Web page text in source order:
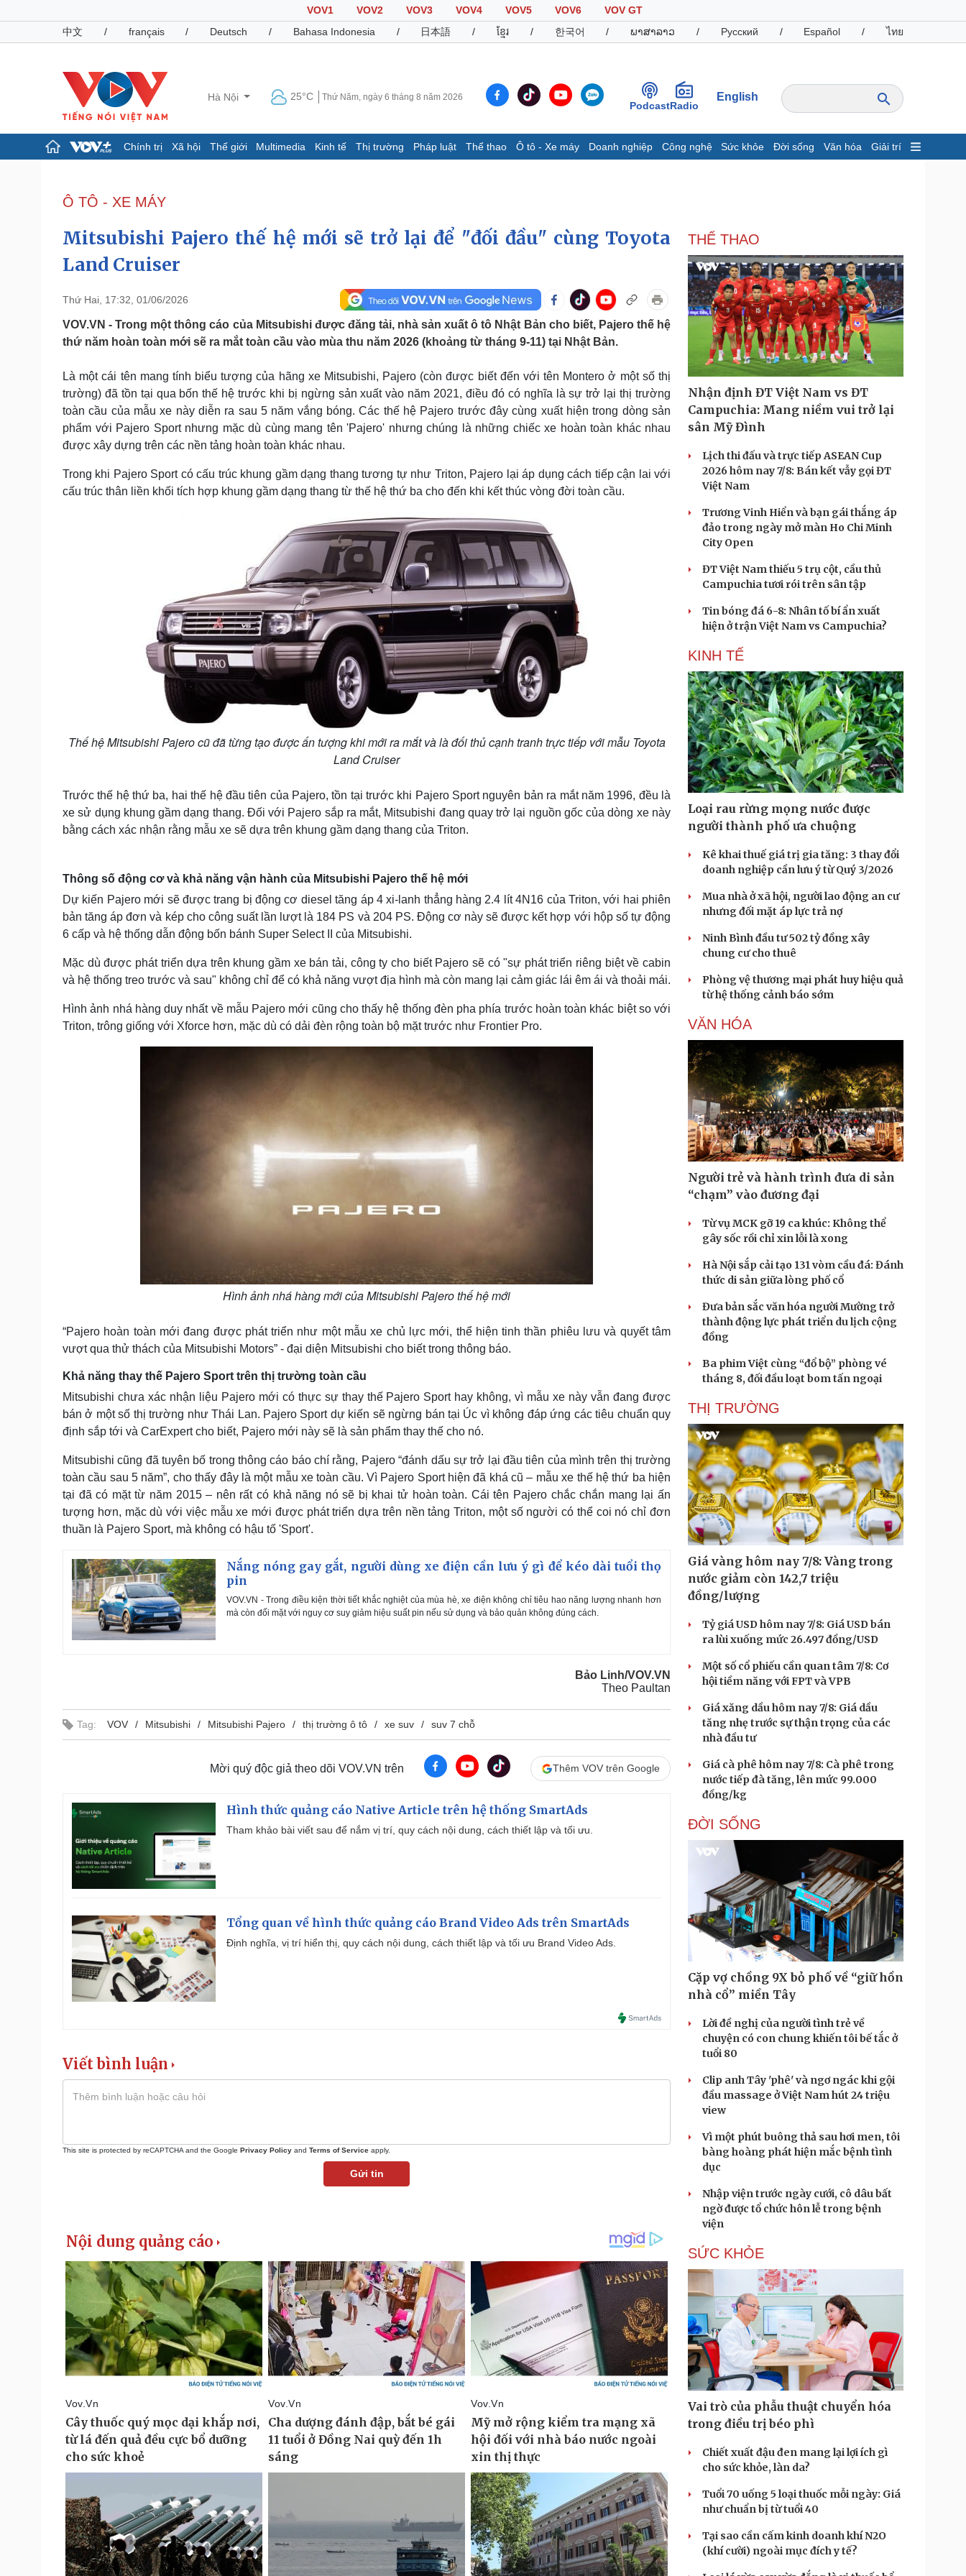
VOV1 VOV2 VOV3 VOV4 VOV5 VOV6
VOV GT
中文
/ français / Deutsch / Bahasa Indonesia / 日本語 / ខ្មែរ / 한국어 / ພາສາລາວ / Русский / Español / ไทย
Hà Nội 25°C Thứ Năm, ngày 6 tháng 8 năm 2026
PodcastRadio
English
Chính trị Xã hội Thế giới Multimedia Kinh tế Thị trường Pháp luật Thể thao Ô tô - Xe máy Doanh nghiệp Công nghệ Sức khỏe Đời sống Văn hóa Giải trí
Đảng
Tổ chức nhân sự
Nhận diện sự thật
Dấu ấn VOV
E-Magazine
Infographic
Giá cà phê
Pháp luật
Tin nóng
Tư vấn luật
Việt Nam
Phân tích
Thể thao
Lịch thi đấu bóng đá
Thế giới thể thao
Hậu trường
Ô tô - Xe máy
Xe máy
Tư vấn
Doanh nghiệp
Thông tin doanh nghiệp
Doanh nghiệp 24h
Công nghệ
Sành điệu
Tin Công nghệ
Trải nghiệm
Chuyển đổi số
Sức khỏe
Cây thuốc
Sản phụ khoa
Nam khoa
Làm đẹp - giảm cân
Đời sống
Blog
Tình yêu - Gia đình
Văn hóa
Sân khấu - Điện ảnh
Văn học
Giải trí
Nghệ sĩ
Thời trang
Du lịch
Tư vấn
Săn Tour
Podcast
Câu chuyện thời sự
Cửa sổ tình yêu
Kể chuyện cho bé
Hạt giống tâm hồn
Ô TÔ - XE MÁY
Mitsubishi Pajero thế hệ mới sẽ trở lại để "đối đầu" cùng Toyota
Land Cruiser
Thứ Hai, 17:32, 01/06/2026
VOV.VN - Trong một thông cáo của Mitsubishi được đăng tải, nhà sản xuất ô tô Nhật Bản cho biết, Pajero thế hệ
thứ năm hoàn toàn mới sẽ ra mắt toàn cầu vào mùa thu năm 2026 (khoảng từ tháng 9-11) tại Nhật Bản.
Là một cái tên mang tính biểu tượng của hãng xe Mitsubishi, Pajero (còn được biết đến với tên Montero ở một số thị
trường) đã tồn tại qua bốn thế hệ trước khi bị ngừng sản xuất vào năm 2021, điều đó có nghĩa là sự trở lại thị trường
toàn cầu của mẫu xe này diễn ra sau 5 năm vắng bóng. Các thế hệ Pajero trước đây cùng xuất hiện trong dòng sản
phẩm với Pajero Sport nhưng mặc dù cùng mang tên 'Pajero' nhưng chúng là những chiếc xe hoàn toàn khác nhau
được xây dựng trên các nền tảng hoàn toàn khác nhau.
Trong khi Pajero Sport có cấu trúc khung gầm dạng thang tương tự như Triton, Pajero lại áp dụng cách tiếp cận lai với
cấu trúc thân liền khối tích hợp khung gầm dạng thang từ thế hệ thứ ba cho đến khi kết thúc vòng đời toàn cầu.
Thế hệ Mitsubishi Pajero cũ đã từng tạo được ấn tượng khi mới ra mắt và là đối thủ cạnh tranh trực tiếp với mẫu Toyota
Land Cruiser
Trước thế hệ thứ ba, hai thế hệ đầu tiên của Pajero, tồn tại trước khi Pajero Sport nguyên bản ra mắt năm 1996, đều là
xe sử dụng khung gầm dạng thang. Đối với Pajero sắp ra mắt, Mitsubishi đang quay trở lại nguồn gốc của dòng xe này
bằng cách xác nhận rằng mẫu xe sẽ dựa trên khung gầm dạng thang của Triton.
Thông số động cơ và khả năng vận hành của Mitsubishi Pajero thế hệ mới
Dự kiến ​​Pajero mới sẽ được trang bị động cơ diesel tăng áp 4 xi-lanh thẳng hàng 2.4 lít 4N16 của Triton, với hai phiên
bản tăng áp đơn và kép cho công suất lần lượt là 184 PS và 204 PS. Động cơ này sẽ được kết hợp với hộp số tự động
6 cấp và hệ thống dẫn động bốn bánh Super Select II của Mitsubishi.
Mặc dù được phát triển dựa trên khung gầm xe bán tải, công ty cho biết Pajero sẽ có "sự phát triển riêng biệt về cabin
và hệ thống treo trước và sau" không chỉ để có khả năng vượt địa hình mà còn mang lại cảm giác lái êm ái và thoải mái.
Hình ảnh nhá hàng duy nhất về mẫu Pajero mới cũng cho thấy hệ thống đèn pha phía trước hoàn toàn khác biệt so với
Triton, trông giống với Xforce hơn, mặc dù có dải đèn rộng toàn bộ mặt trước như Frontier Pro.
Hình ảnh nhá hàng mới của Mitsubishi Pajero thế hệ mới
“Pajero hoàn toàn mới đang được phát triển như một mẫu xe chủ lực mới, thể hiện tinh thần phiêu lưu và quyết tâm
vượt qua thử thách của Mitsubishi Motors” - đại diện Mitsubishi cho biết trong thông báo.
Khả năng thay thế Pajero Sport trên thị trường toàn cầu
Mitsubishi chưa xác nhận liệu Pajero mới có thực sự thay thế Pajero Sport hay không, vì mẫu xe này vẫn đang được
bán ở một số thị trường như Thái Lan. Pajero Sport dự kiến ​​sẽ ngừng bán tại Úc vì không đáp ứng các tiêu chuẩn quy
định sắp tới và CarExpert cho biết, Pajero mới này sẽ là sản phẩm thay thế cho nó.
Mitsubishi cũng đã tuyên bố trong thông cáo báo chí rằng, Pajero “đánh dấu sự trở lại đầu tiên của mình trên thị trường
toàn cầu sau 5 năm”, cho thấy đây là một mẫu xe toàn cầu. Vì Pajero Sport hiện đã khá cũ – mẫu xe thế hệ thứ ba hiện
tại đã có mặt từ năm 2015 – nên rất có khả năng nó sẽ bị khai tử hoàn toàn. Cái tên Pajero chắc chắn mang lại ấn
tượng hơn, mặc dù với việc mẫu xe mới được phát triển dựa trên nền tảng Triton, một số người có thể coi nó chỉ đơn
thuần là Pajero Sport, mà không có hậu tố 'Sport'.
Nắng nóng gay gắt, người dùng xe điện cần lưu ý gì để kéo dài tuổi thọ
pin
VOV.VN - Trong điều kiện thời tiết khắc nghiệt của mùa hè, xe điện không chỉ tiêu hao năng lượng nhanh hơn
mà còn đối mặt với nguy cơ suy giảm hiệu suất pin nếu sử dụng và bảo quản không đúng cách.
Bảo Linh/VOV.VN
Theo Paultan
Tag: VOV Mitsubishi Mitsubishi Pajero thị trường ô tô xe suv suv 7 chỗ
Mời quý độc giả theo dõi VOV.VN trên Thêm VOV trên Google
Hình thức quảng cáo Native Article trên hệ thống SmartAds
Tham khảo bài viết sau để nắm vị trí, quy cách nội dung, cách thiết lập và tối ưu.
Tổng quan về hình thức quảng cáo Brand Video Ads trên SmartAds
Định nghĩa, vị trí hiển thị, quy cách nội dung, cách thiết lập và tối ưu Brand Video Ads.
Viết bình luận
This site is protected by reCAPTCHA and the Google Privacy Policy and Terms of Service apply.
Gửi tin
THỂ THAO
Nhận định ĐT Việt Nam vs ĐT
Campuchia: Mang niềm vui trở lại
sân Mỹ Đình
Lịch thi đấu và trực tiếp ASEAN Cup
2026 hôm nay 7/8: Bán kết vẫy gọi ĐT
Việt Nam
Trương Vinh Hiển và bạn gái thắng áp
đảo trong ngày mở màn Ho Chi Minh
City Open
ĐT Việt Nam thiếu 5 trụ cột, cầu thủ
Campuchia tươi rói trên sân tập
Tin bóng đá 6-8: Nhân tố bí ẩn xuất
hiện ở trận Việt Nam vs Campuchia?
KINH TẾ
Loại rau rừng mọng nước được
người thành phố ưa chuộng
Kê khai thuế giá trị gia tăng: 3 thay đổi
doanh nghiệp cần lưu ý từ Quý 3/2026
Mua nhà ở xã hội, người lao động an cư
nhưng đối mặt áp lực trả nợ
Ninh Bình đầu tư 502 tỷ đồng xây
chung cư cho thuê
Phòng vệ thương mại phát huy hiệu quả
từ hệ thống cảnh báo sớm
VĂN HÓA
Người trẻ và hành trình đưa di sản
“chạm” vào đương đại
Từ vụ MCK gỡ 19 ca khúc: Không thể
gây sốc rồi chỉ xin lỗi là xong
Hà Nội sắp cải tạo 131 vòm cầu đá: Đánh
thức di sản giữa lòng phố cổ
Đưa bản sắc văn hóa người Mường trở
thành động lực phát triển du lịch cộng
đồng
Ba phim Việt cùng “đổ bộ” phòng vé
tháng 8, đối đầu loạt bom tấn ngoại
THỊ TRƯỜNG
Giá vàng hôm nay 7/8: Vàng trong
nước giảm còn 142,7 triệu
đồng/lượng
Tỷ giá USD hôm nay 7/8: Giá USD bán
ra lùi xuống mức 26.497 đồng/USD
Một số cổ phiếu cần quan tâm 7/8: Cơ
hội tiềm năng với FPT và VPB
Giá xăng dầu hôm nay 7/8: Giá dầu
tăng nhẹ trước sự thận trọng của các
nhà đầu tư
Giá cà phê hôm nay 7/8: Cà phê trong
nước tiếp đà tăng, lên mức 99.000
đồng/kg
ĐỜI SỐNG
Cặp vợ chồng 9X bỏ phố về “giữ hồn
nhà cổ” miền Tây
Lời đề nghị của người tình trẻ về
chuyện có con chung khiến tôi bế tắc ở
tuổi 80
Clip anh Tây 'phê' và ngơ ngác khi gội
đầu massage ở Việt Nam hút 24 triệu
view
Vì một phút buông thả sau hơi men, tôi
bàng hoàng phát hiện mắc bệnh tình
dục
Nhập viện trước ngày cưới, cô dâu bất
ngờ được tổ chức hôn lễ trong bệnh
viện
SỨC KHỎE
Vai trò của phẫu thuật chuyển hóa
trong điều trị béo phì
Chiết xuất đậu đen mang lại lợi ích gì
cho sức khỏe, làn da?
Tuổi 70 uống 5 loại thuốc mỗi ngày: Giá
như chuẩn bị từ tuổi 40
Tại sao cần cấm kinh doanh khí N2O
(khí cười) ngoài mục đích y tế?